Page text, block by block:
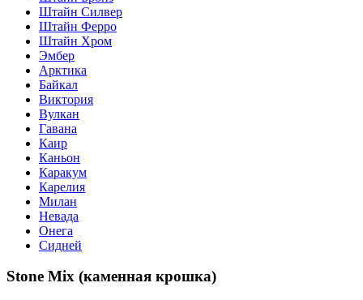
Штайн Силвер
Штайн Ферро
Штайн Хром
Эмбер
Арктика
Байкал
Виктория
Вулкан
Гавана
Каир
Каньон
Каракум
Карелия
Милан
Невада
Онега
Сидней
Stone Mix (каменная крошка)